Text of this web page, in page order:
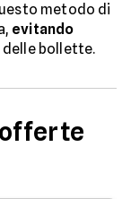
metodo di
evitando
delle bollette.